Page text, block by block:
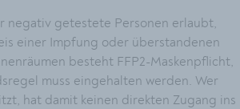
negativ getestete Personen erlaubt,
einer Impfung oder überstandenen
besteht FFP2-Maskenpflicht,
muss eingehalten werden. Wer
hat damit keinen direkten Zugang ins